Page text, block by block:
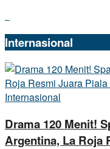
Internasional
Internasional
Drama 120 Menit!
Argentina, La Roja